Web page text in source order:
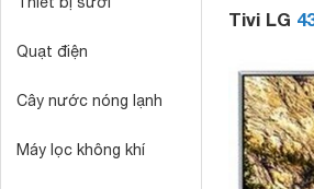
Quạt điện
Cây nước nóng lạnh
Máy lọc không khí
Tivi LG